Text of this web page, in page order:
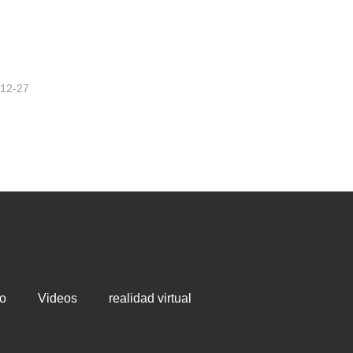
27
Videos realidad virtual